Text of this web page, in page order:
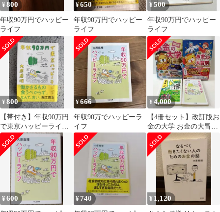
¥800
年収90万円でハッピー
ライフ
¥650
年収90万円でハッピー
ライフ
¥500
年収90万円でハッピー
ライフ
¥800
【帯付き】年収90万円
で東京ハッピーライ
フ 大原扁理
¥666
年収90万でハッピーラ
イフ
¥4,000
【4冊セット】改訂版お
金の大学 お金の大冒険
減速して自由に生きる
¥600 ¥ 740 ¥ 1,120